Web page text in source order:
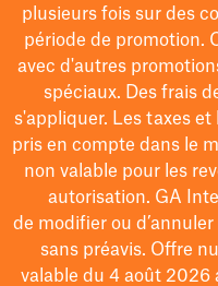
plusieurs fois sur des
période de promotion.
avec d'autres
spéciaux. Des frais
s'appliquer. Les taxes et
pris en compte dans le
non valable pour les
autorisation. GA
de modifierou
sans préavis. Offre
valable du 4 août 2026